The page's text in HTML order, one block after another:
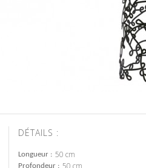
DÉTAILS :
Longueur 50 cm
Profondeur